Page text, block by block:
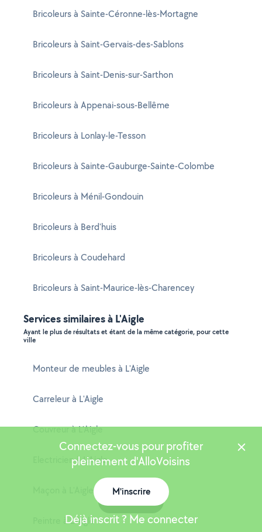
Bricoleurs à Sainte-Céronne-lès-Mortagne
Bricoleurs à Saint-Gervais-des-Sablons
Bricoleurs à Saint-Denis-sur-Sarthon
Bricoleurs à Appenai-sous-Bellême
Bricoleurs à Lonlay-le-Tesson
Bricoleurs à Sainte-Gauburge-Sainte-Colombe
Bricoleurs à Ménil-Gondouin
Bricoleurs à Berd'huis
Bricoleurs à Coudehard
Bricoleurs à Saint-Maurice-lès-Charencey
Services similaires à L'Aigle
Ayant le plus de résultats et étant de la même catégorie, pour cette
ville
Monteur de meubles à L'Aigle
Carreleur à L'Aigle
Couvreur à L'Aigle
Electricien à L'Aigle
Peintre à L'Aigle
Connectez-vous pour profiter
pleinement d'AlloVoisins
M'inscrire
Déjà inscrit ? Me connecter